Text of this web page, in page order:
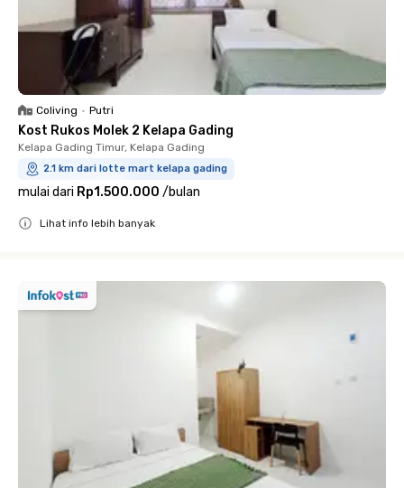
Coliving • Putri
Kost Rukos Molek 2 Kelapa Gading
Kelapa Gading Timur, Kelapa Gading
2.1 km dari lotte mart kelapa gading
mulai dari Rp1.500.000 /bulan
Lihat info lebih banyak